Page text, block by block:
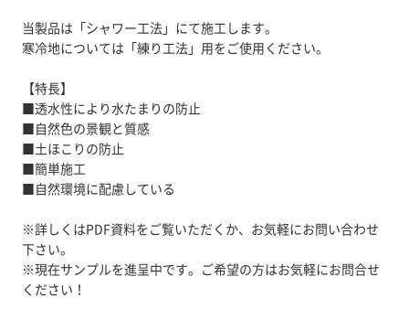
当製品は「シャワー工法」にて施工します。
寒冷地については「練り工法」用をご使用ください。
【特長】
■透水性により水たまりの防止
■自然色の景観と質感
■土ほこりの防止
■簡単施工
■自然環境に配慮している
※詳しくはPDF資料をご覧いただくか、お気軽にお問い合わせ
下さい。
※現在サンプルを進呈中です。ご希望の方はお気軽にお問合せ
ください！